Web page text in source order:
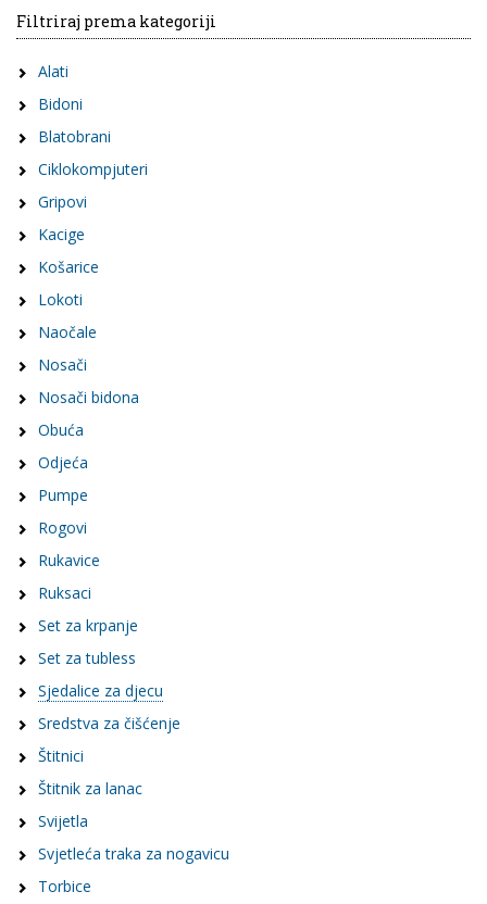
Filtriraj prema kategoriji
Alati
Bidoni
Blatobrani
Ciklokompjuteri
Gripovi
Kacige
Košarice
Lokoti
Naočale
Nosači
Nosači bidona
Obuća
Odjeća
Pumpe
Rogovi
Rukavice
Ruksaci
Set za krpanje
Set za tubless
Sjedalice za djecu
Sredstva za čišćenje
Štitnici
Štitnik za lanac
Svijetla
Svjetleća traka za nogavicu
Torbice